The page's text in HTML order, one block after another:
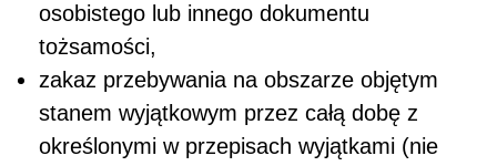
osobistego lub innego dokumentu
tożsamości,
zakaz przebywania na obszarze objętym
stanem wyjątkowym przez całą dobę z
określonymi w przepisach wyjątkami (nie